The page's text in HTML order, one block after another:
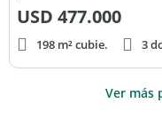
USD 477.000
198 m² cubie. 3
Ver más